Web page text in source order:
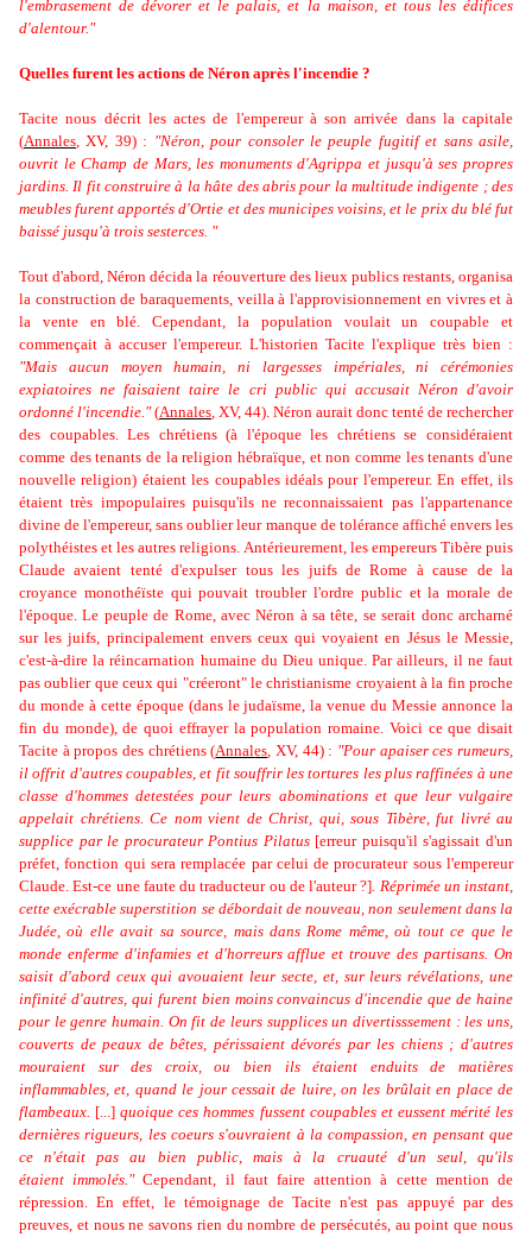
l'embrasement de dévorer et le palais, et la maison, et tous les édifices
d'alentour."
Quelles furent les actions de Néron après l'incendie ?
Tacite nous décrit les actes de l'empereur à son arrivée dans la capitale
(Annales, XV, 39): "Néron, pour consoler le peuple fugitif et sans asile,
ouvrit le Champ de Mars, les monuments d'Agrippa et jusqu'à ses propres
jardins. Il fit construire à la hâte des abris pour la multitude indigente ; des
meubles furent apportés d'Ortie et des municipes voisins, et le prix du blé fut
baissé jusqu'à trois sesterces. "
Tout d'abord, Néron décida la réouverture des lieux publics restants, organisa
la construction de baraquements, veilla à l'approvisionnement en vivres et à
la vente en blé. Cependant, la population voulait un coupable et
commençait à accuser l'empereur. L'historien Tacite l'explique très bien :
"Mais aucun moyen humain, ni largesses impériales, ni cérémonies
expiatoires ne faisaient taire le cri public qui accusait Néron d'avoir
ordonné l'incendie." (Annales, XV, 44). Néron aurait donc tenté de rechercher
des coupables. Les chrétiens (à l'époque les chrétiens se considéraient
comme des tenants de la religion hébraïque, et non comme les tenants d'une
nouvelle religion) étaient les coupables idéals pour l'empereur. En effet, ils
étaient très impopulaires puisqu'ils ne reconnaissaient pas l'appartenance
divine de l'empereur, sans oublier leur manque de tolérance affiché envers les
polythéistes et les autres religions. Antérieurement, les empereurs Tibère puis
Claude avaient tenté d'expulser tous les juifs de Rome à cause de la
croyance monothéïste qui pouvait troubler l'ordre public et la morale de
l'époque. Le peuple de Rome, avec Néron à sa tête, se serait donc archarné
sur les juifs, principalement envers ceux qui voyaient en Jésus le Messie,
c'est-à-dire la réincarnation humaine du Dieu unique. Par ailleurs, il ne faut
pas oublier que ceux qui "créeront" le christianisme croyaient à la fin proche
du monde à cette époque (dans le judaïsme, la venue du Messie annonce la
fin du monde), de quoi effrayer la population romaine. Voici ce que disait
Tacite à propos des chrétiens(Annales, XV, 44): "Pour apaiser ces rumeurs,
il offrit d'autres coupables, et fit souffrir les tortures les plus raffinées à une
classe d'hommes detestées pour leurs abominations et que leur vulgaire
appelait chrétiens. Ce nom vient de Christ, qui, sous Tibère, fut livré au
supplice par le procurateur Pontius Pilatus[erreur puisqu'il s'agissait d'un
préfet, fonction qui sera remplacée par celui de procurateur sous l'empereur
Claude. Est-ce une faute du traducteur ou de l'auteur ?]. Réprimée un instant,
cette exécrable superstition se débordait de nouveau, non seulement dans la
Judée, où elle avait sa source, mais dans Rome même, où tout ce que le
monde enferme d'infamies et d'horreurs afflue et trouve des partisans. On
saisit d'abord ceux qui avouaient leur secte, et, sur leurs révélations, une
infinité d'autres, qui furent bien moins convaincus d'incendie que de haine
pour le genre humain. On fit de leurs supplices un divertisssement : les uns,
couverts de peaux de bêtes, périssaient dévorés par les chiens ; d'autres
mouraient sur des croix, ou bien ils étaient enduits de matières
inflammables, et, quand le jour cessait de luire, on les brûlait en place de
flambeaux. [...]quoique ces hommes fussent coupables et eussent mérité les
dernières rigueurs, les coeurs s'ouvraient à la compassion, en pensant que
ce n'était pas au bien public, mais à la cruauté d'un seul, qu'ils
étaient immolés."Cependant, il faut faire attention à cette mention de
répression. En effet, le témoignage de Tacite n'est pas appuyé par des
preuves, et nous ne savons rien du nombre de persécutés, au point que nous